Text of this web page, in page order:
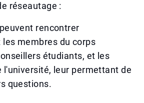
réseautage :
rencontrer
membres du corps
étudiants, et les
l'université, leur permettant de
questions.